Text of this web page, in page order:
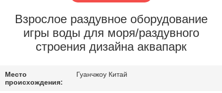
ПУТЕШЕСТВИЕ
ФАБРИКИ
КАЧЕСТВА
Взрослое раздувное оборудование
игры воды для моря/раздувного
строения дизайна аквапарк
Место
происхождения:
Гуанчжоу Китай